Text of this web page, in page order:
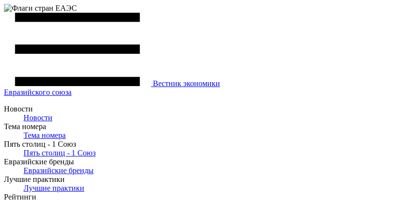
Вестник экономики
Евразийского союза
Новости
Новости
Тема номера
Тема номера
Пять столиц - 1 Союз
Пять столиц - 1 Союз
Евразийские бренды
Евразийские бренды
Лучшие практики
Лучшие практики
Рейтинги